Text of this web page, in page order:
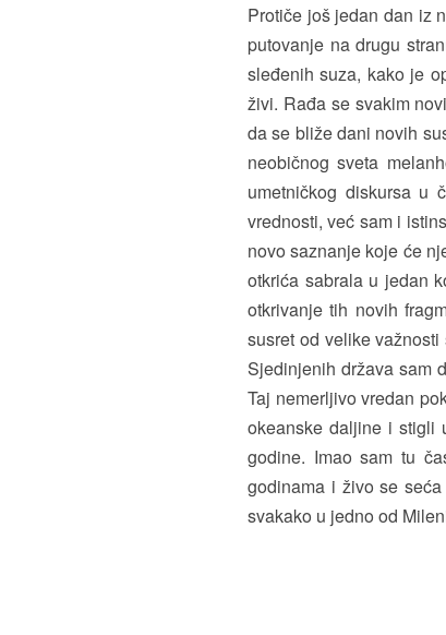
Protiče još jedan dan iz
putovanje na drugu
sleđenih suza, kako je
živi. Rađa se svakim
da se bliže dani novih
neobičnog sveta
umetničkog diskursa u
vrednosti, već sam i
novo saznanje koje će
otkrića sabrala u jedan
otkrivanje tih novih
susret od velike
Sjedinjenih država sam
Taj nemerljivo vredan
okeanske daljine i stigli
godine. Imao sam tu
godinama i živo se
svakako u jedno od